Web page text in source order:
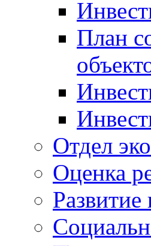
План
Отдел
Оценка